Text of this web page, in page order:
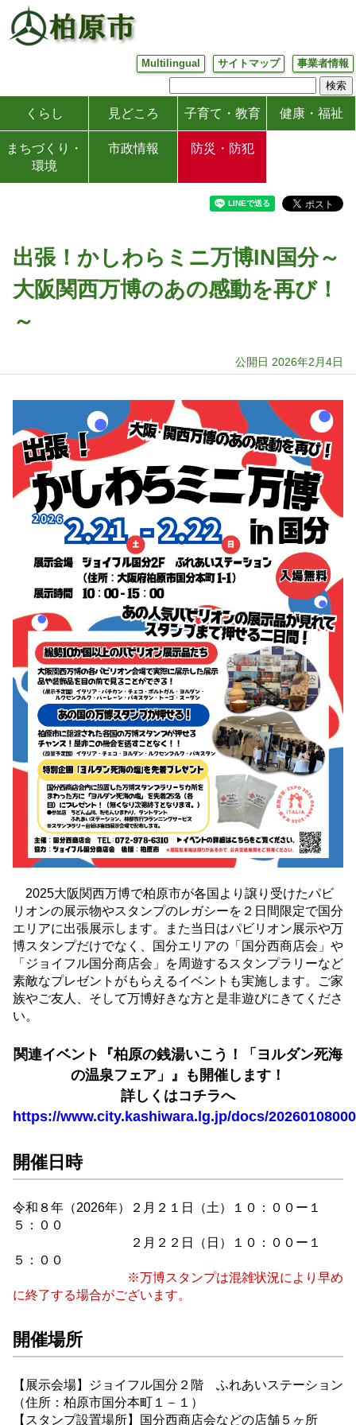
Multilingual サイトマップ 事業者情報
くらし 見どころ 子育て・教育 健康・福祉
まちづくり・
環境
市政情報 防災・防犯
出張！かしわらミニ万博IN国分～
大阪関西万博のあの感動を再び！
～
公開日 2026年2月4日
2025大阪関西万博で柏原市が各国より譲り受けたパビ
リオンの展示物やスタンプのレガシーを２日間限定で国分
エリアに出張展示します。また当日はパビリオン展示や万
博スタンプだけでなく、国分エリアの「国分西商店会」や
「ジョイフル国分商店会」を周遊するスタンプラリーなど
素敵なプレゼントがもらえるイベントも実施します。ご家
族やご友人、そして万博好きな方と是非遊びにきてくださ
い。
関連イベント『柏原の銭湯いこう！「ヨルダン死海
の温泉フェア」』も 開催します！
詳しくはコチラへ
https://www.city.kashiwara.lg.jp/docs/
開催日時
令和８年（2026年）２月２１日（土）１０：００ー１
５：００
２月２２日（日）１０：００ー１
５：００
※万博スタンプは混雑状況により早め
に終了する場合がございます。
開催場所
【展示会場】ジョイフル国分２階 ふれあいステーション
（住所：柏原市国分本町１－１）
【スタンプ設置場所】国分西商店会などの店舗５ヶ所